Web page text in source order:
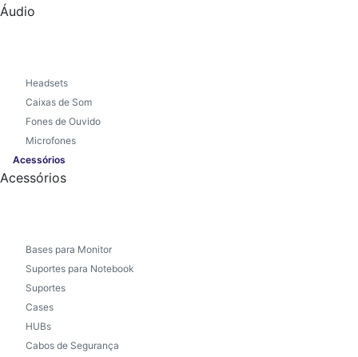
Áudio
Headsets
Caixas de Som
Fones de Ouvido
Microfones
Acessórios
Acessórios
Bases para Monitor
Suportes para Notebook
Suportes
Cases
HUBs
Cabos de Segurança